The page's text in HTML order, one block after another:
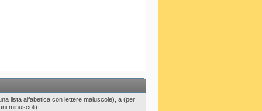
lista alfabetica con lettere maiuscole), a (per
minuscoli).